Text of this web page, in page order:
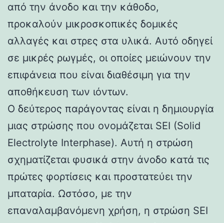
από την άνοδο και την κάθοδο,
προκαλούν μικροσκοπικές δομικές
αλλαγές και στρες στα υλικά. Αυτό οδηγεί
σε μικρές ρωγμές, οι οποίες μειώνουν την
επιφάνεια που είναι διαθέσιμη για την
αποθήκευση των ιόντων.
Ο δεύτερος παράγοντας είναι η δημιουργία
μιας στρώσης που ονομάζεται SEI (Solid
Electrolyte Interphase). Αυτή η στρώση
σχηματίζεται φυσικά στην άνοδο κατά τις
πρώτες φορτίσεις και προστατεύει την
μπαταρία. Ωστόσο, με την
επαναλαμβανόμενη χρήση, η στρώση SEI